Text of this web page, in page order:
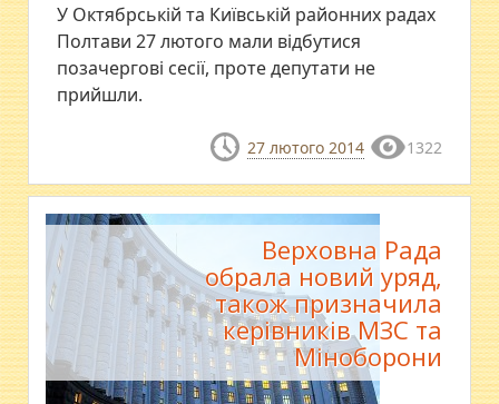
У Октябрській та Київській районних радах
Полтави 27 лютого мали відбутися
позачергові сесії, проте депутати не
прийшли.
27 лютого 2014 1322
Верховна Рада
обрала новий уряд,
також призначила
керівників МЗС та
Міноборони